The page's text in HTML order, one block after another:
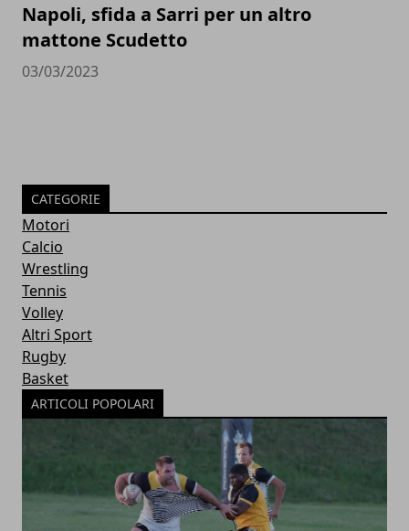
Napoli, sfida a Sarri per un altro
mattone Scudetto
03/03/2023
CATEGORIE
Motori
Calcio
Wrestling
Tennis
Volley
Altri Sport
Rugby
Basket
ARTICOLI POPOLARI